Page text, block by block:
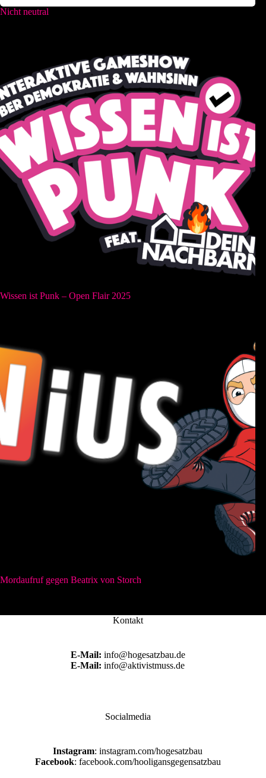
Nicht neutral
Wissen ist Punk – Open Flair 2025
Mordaufruf gegen Beatrix von Storch
Kontakt
E-Mail: info@hogesatzbau.de
E-Mail: info@aktivistmuss.de
Socialmedia
Instagram: instagram.com/hogesatzbau
Facebook: facebook.com/hooligansgegensatzbau